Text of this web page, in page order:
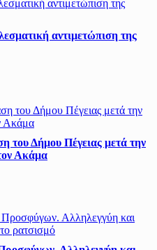
αντιμετώπιση της
του Δήμου Πέγειας μετά την
Ακάμα